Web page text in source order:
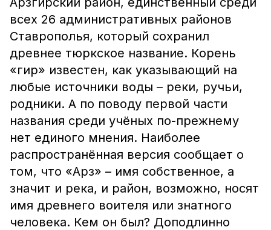
всех 26 административных районов
Ставрополья, который сохранил
древнее тюркское название. Корень
«гир» известен, как указывающий на
любые источники воды – реки, ручьи,
родники. А по поводу первой части
названия среди учёных по-прежнему
нет единого мнения. Наиболее
распространённая версия сообщает о
том, что «Арз» – имя собственное, а
значит и река, и район, возможно, носят
имя древнего воителя или знатного
человека. Кем он был? Доподлинно